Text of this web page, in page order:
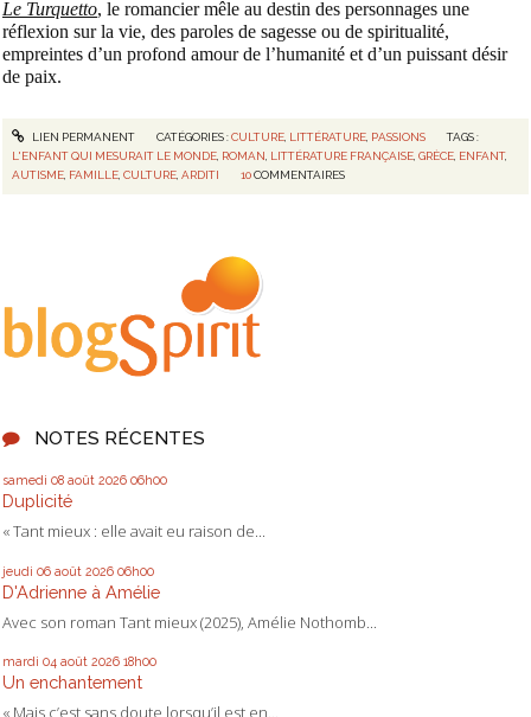
NOTES RÉCENTES
samedi 08 août 2026 06h00
Duplicité
« Tant mieux : elle avait eu raison de...
jeudi 06 août 2026 06h00
D'Adrienne à Amélie
Avec son roman Tant mieux (2025), Amélie Nothomb...
mardi 04 août 2026 18h00
Un enchantement
« Mais c’est sans doute lorsqu’il est en...
Le Turquetto, le romancier mêle au destin des personnages une
réflexion sur la vie, des paroles de sagesse ou de spiritualité,
empreintes d’un profond amour de l’humanité et d’un puissant désir
de paix.
LIEN PERMANENT CATÉGORIES :CULTURE, LITTÉRATURE, PASSIONS
TAGS :
L'ENFANT QUI MESURAIT LE MONDE ROMAN LITTÉRATURE FRANÇAISE ,GRÈCE ENFANT,
AUTISME FAMILLE ,CULTURE ,ARDITI 10 COMMENTAIRES